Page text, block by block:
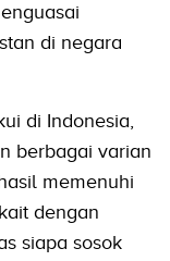
di negara
di Indonesia,
berbagai varian
memenuhi
dengan
siapa sosok